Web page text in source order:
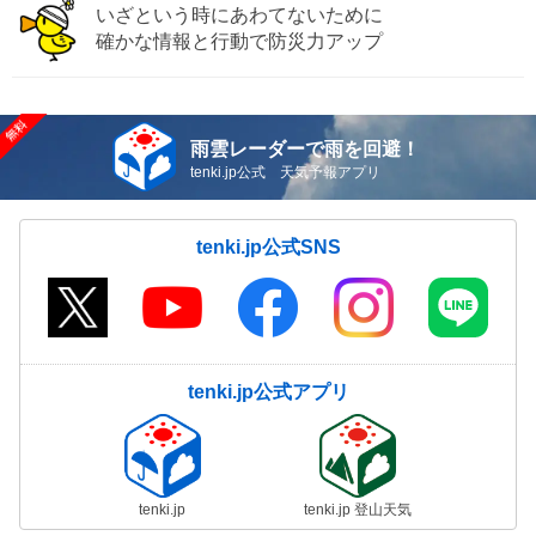
いざという時にあわてないために
確かな情報と行動で防災力アップ
雨雲レーダーで雨を回避！
tenki.jp公式 天気予報アプリ
tenki.jp公式SNS
tenki.jp公式アプリ
tenki.jp tenki.jp 登山天気